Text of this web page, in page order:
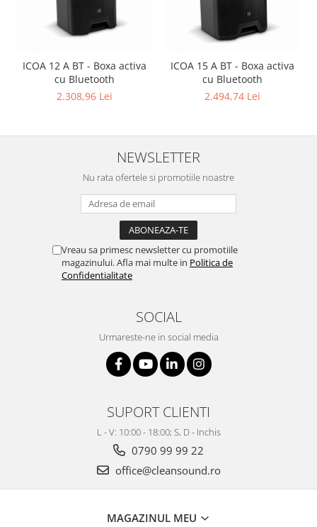
ICOA 12 A BT - Boxa activa
cu Bluetooth
2.308,96 Lei
ICOA 15 A BT - Boxa activa
cu Bluetooth
2.494,74 Lei
NEWSLETTER
Nu rata ofertele si promotiile noastre
Vreau sa primesc newsletter cu promotiile
magazinului. Afla mai multe in Politica de
Confidentialitate
SOCIAL
Urmareste-ne in social media
SUPORT CLIENTI
L - V: 10:00 - 18:00; S, D - Inchis
0790 99 99 22
office@cleansound.ro
MAGAZINUL MEU